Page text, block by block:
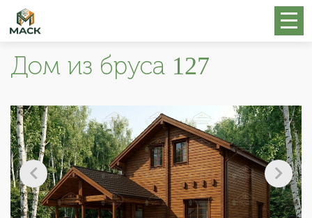
Дом из бруса 127